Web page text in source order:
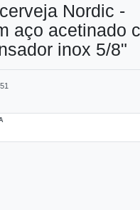
Nordic -
aço acetinado
inox 5/8"